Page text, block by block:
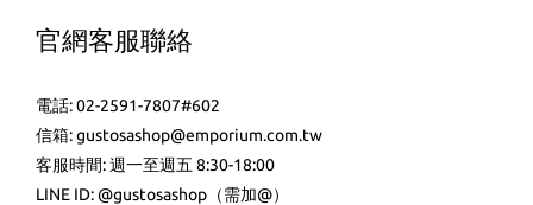
官網客服聯絡
電話: 02-2591-7807#602
信箱: gustosashop@emporium.com.tw
客服時間: 週一至週五 8:30-18:00
LINE ID: @gustosashop （需加@）